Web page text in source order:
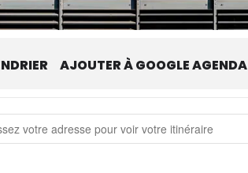
AJOUTER À GOOGLE AGENDA
- Uncle Acid & The Deadbeats [hFy25Sfi7]